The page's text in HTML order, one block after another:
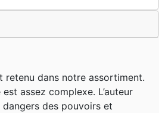
retenu dans notre assortiment.
assez complexe. L’auteur
des pouvoirs et